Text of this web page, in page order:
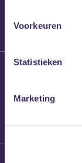
Voorkeuren
Statistieken
Marketing